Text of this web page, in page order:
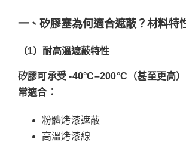
一、矽膠塞為何適合遮蔽？材料特
（1）耐高溫遮蔽特性
矽膠可承受 -40°C–200°C （甚至更高
常適合：
粉體烤漆遮蔽
高溫烤漆線